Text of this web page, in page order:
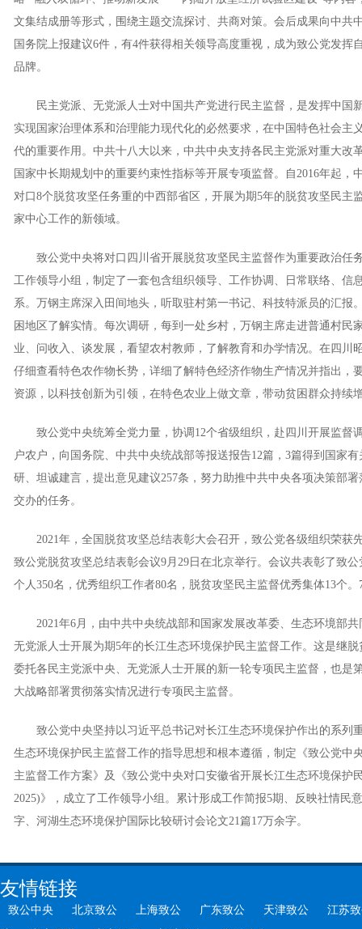
文集结成册等形式，围绕主题交流探讨、共商对策。会后成果向中共
国务院上报建议6件，有4件获得相关领导高度重视，成为致公党发挥
品牌。
民主党派、无党派人士对中国共产党进行民主监督，是发挥中国
实现国家治理体系和治理能力现代化的必然要求，在中国特色社会主
代的重要作用。中共十八大以来，中共中央支持各民主党派对重大改
国家中长期规划中的重要约束性指标等开展专项监督。自2016年起，
对口8个脱贫攻坚任务重的中西部省区，开展为期5年的脱贫攻坚民主
家中心工作的新领域。
致公党中央将对口四川省开展脱贫攻坚民主监督作为重要政治任
工作领导小组，制定了一套包含组织领导、工作协调、日常联络、信
系。万钢主席深入田间地头，听取驻村第一书记、科技特派员的汇报
困地区了解实情。每次调研，每到一处乡村，万钢主席走进普通村民
业、问收入、谈发展，看望农村教师，了解教育和办学情况。在四川
仔细查看特色农作物长势，详细了解特色经济作物生产情况并指出，
资源，以科技创新为引领，在特色农业上做文章，带动贫困群众持续
致公党中央统筹全党力量，协调12个省级组织，赴四川开展监督调
户农户，向国务院、中共中央统战部等报送报告12篇，3篇得到国家
研、坦诚建言，提出意见建议257条，努力助推中共中央各项决策部
交办的任务。
2021年，全国脱贫攻坚总结表彰大会召开，致公党各级组织荣获
致公党脱贫攻坚总结表彰会议9月29日在北京举行。会议共表彰了致
个人350名，优秀组织工作者80名，脱贫攻坚民主监督优秀集体13个
2021年6月，由中共中央统战部和国家发展改革委、生态环境部共
无党派人士开展为期5年的长江生态环境保护民主监督工作。这是继
委托各民主党派中央、无党派人士开展的新一轮专项民主监督，也是
大战略部署贯彻落实情况进行专项民主监督。
致公党中央坚持以习近平总书记对长江生态环境保护作出的系列
生态环境保护民主监督工作的指导思想和根本遵循，制定《致公党中
主监督工作方案》及《致公党中央对口安徽省开展长江生态环境保护
2025)》，成立了工作领导小组。累计形成工作简报5期、反映社情民
字、河湖生态环境保护国际比较研讨会论文21篇17万余字。
友情链接
致公中央 北京致公 上海致公 广东致公 天津致公
江苏